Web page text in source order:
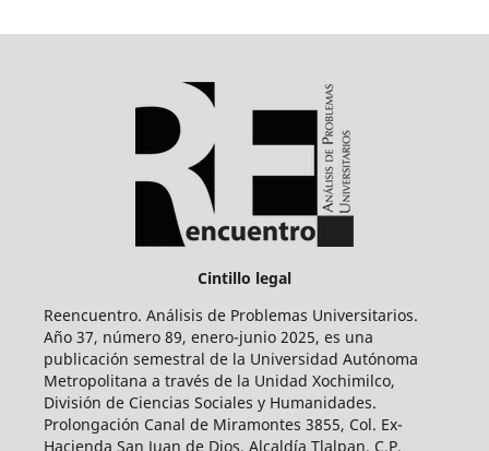
Cintillo legal
Reencuentro. Análisis de Problemas Universitarios.
Año 37, número 89, enero-junio 2025, es una
publicación semestral de la Universidad Autónoma
Metropolitana a través de la Unidad Xochimilco,
División de Ciencias Sociales y Humanidades.
Prolongación Canal de Miramontes 3855, Col. Ex-
Hacienda San Juan de Dios, Alcaldía Tlalpan, C.P.